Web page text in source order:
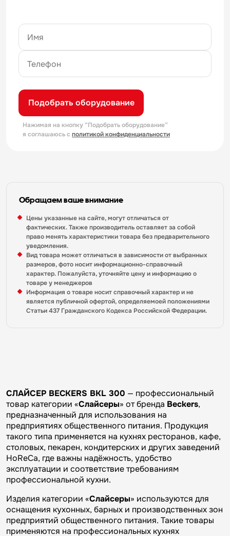
Подобрать оборудование
Нажимая на кнопку “Подобрать оборудование”
я соглашаюсь с политикой конфиденциальности
Обращаем ваше внимание
Цены указанные на сайте, могут отличаться от
фактических. Также производитель оставляет за собой
право менять характеристики товара без предварительного
уведомления.
Вид товара может отличаться в зависимости от выбранных
размеров, фото носит информационно-справочный
характер. Пожалуйста, уточняйте цену и информацию о
товаре у менеджеров
Информация о товаре носит справочный характер и не
является публичной офертой, определяемоей положениями
Статьи 437 Гражданского Кодекса Российской Федерации.
СЛАЙСЕР BECKERS BKL 300 — профессиональный
товар категории «Слайсеры» от бренда Beckers,
предназначенный для использования на
предприятиях общественного питания. Продукция
такого типа применяется на кухнях ресторанов, кафе,
столовых, пекарен, кондитерских и других заведений
HoReCa, где важны надёжность, удобство
эксплуатации и соответствие требованиям
профессиональной кухни.
Изделия категории «Слайсеры» используются для
оснащения кухонных, барных и производственных зон
предприятий общественного питания. Такие товары
применяются на профессиональных кухнях